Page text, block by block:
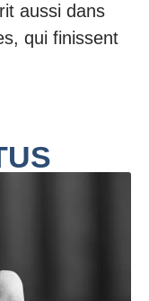
aussi dans
qui finissent